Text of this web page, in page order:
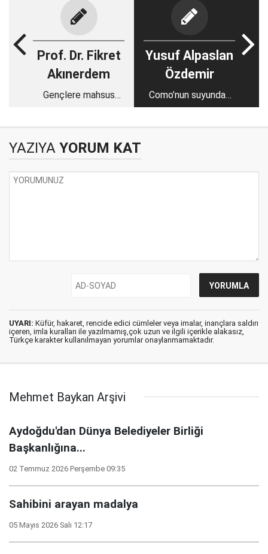
Prof. Dr. Fikret
Akınerdem
Gençlere mahsus
Yusuf Alpaslan
Özdemir
Como’nun suyundan
Roma’nın taşına
YAZIYA YORUM KAT
UYARI: Küfür, hakaret, rencide edici cümleler veya imalar, inançlara saldırı
içeren, imla kuralları ile yazılmamış,çok uzun ve ilgili içerikle alakasız,
Türkçe karakter kullanılmayan yorumlar onaylanmamaktadır.
Mehmet Baykan Arşivi
Aydoğdu'dan Dünya Belediyeler Birliği
Başkanlığına...
02 Temmuz 2026 Perşembe 09:35
Sahibini arayan madalya
05 Mayıs 2026 Salı 12:17